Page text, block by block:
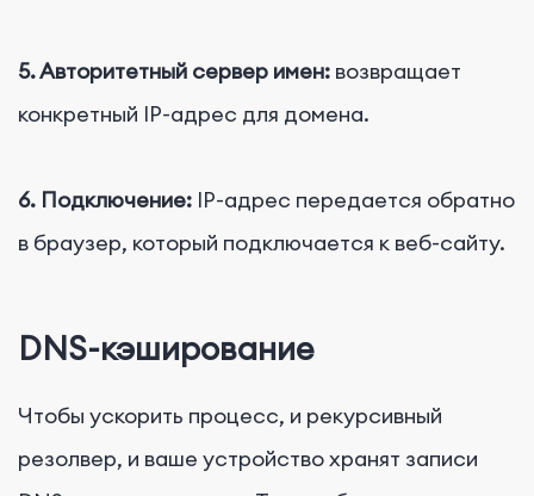
5. Авторитетный сервер имен: возвращает
конкретный IP-адрес для домена.
6. Подключение: IP-адрес передается обратно
в браузер, который подключается к веб-сайту.
DNS-кэширование
Чтобы ускорить процесс, и рекурсивный
резолвер, и ваше устройство хранят записи